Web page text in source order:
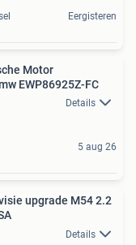
Eergisteren
Motor
EWP86925Z-FC
Details
5 aug 26
upgrade M54 2.2
Details